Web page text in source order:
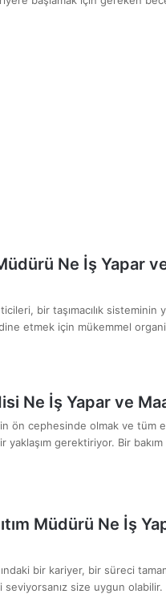
Ne İş Yapar
bir taşımacılık
etmek için mükemmel
Ne İş Yapar ve
ön cephesinde olmak ve tüm
yaklaşım gerektiriyor. Bir
Müdürü Ne İş
bir kariyer, bir süreci
size uygun